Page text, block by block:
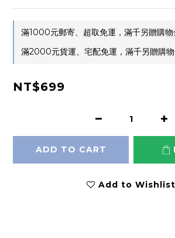
滿1000元郵寄、超取免運，滿千另贈購
滿2000元貨運、宅配免運，滿千另贈購
NT$699
ADD TO CART
Add to Wishlist